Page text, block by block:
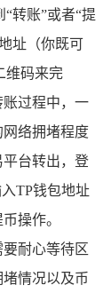
转账”或者“提
址（你既可
维码来完
过程中，一
络拥堵程度
台转出，登
TP钱包地址
操作。
耐心等待区
情况以及币